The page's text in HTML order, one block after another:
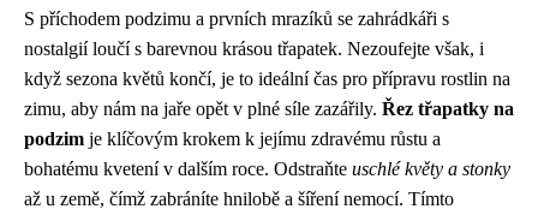
S příchodem podzimu a prvních mrazíků se zahrádkáři s
nostalgií loučí s barevnou krásou třapatek. Nezoufejte však, i
když sezona květů končí, je to ideální čas pro přípravu rostlin na
zimu, aby nám na jaře opět v plné síle zazářily. Řez třapatky na
podzim je klíčovým krokem k jejímu zdravému růstu a
bohatému kvetení v dalším roce. Odstraňte uschlé květy a stonky
až u země, čímž zabráníte hnilobě a šíření nemocí. Tímto